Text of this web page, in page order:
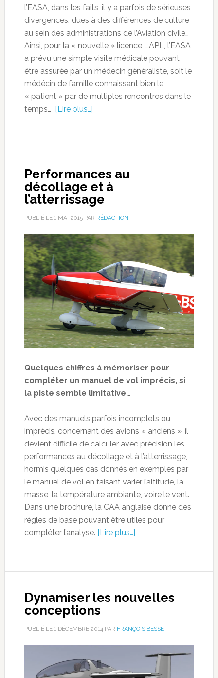
l’EASA, dans les faits, il y a parfois de sérieuses
divergences, dues à des différences de culture
au sein des administrations de l’Aviation civile…
Ainsi, pour la « nouvelle » licence LAPL, l’EASA
a prévu une simple visite médicale pouvant
être assurée par un médecin généraliste, soit le
médécin de famille connaissant bien le
« patient » par de multiples rencontres dans le
temps… [Lire plus…]
Performances au
décollage et à
l’atterrissage
PUBLIÉ LE 1 MAI 2015PAR RÉDACTION
Quelques chiffres à mémoriser pour
compléter un manuel de vol imprécis, si
la piste semble limitative…
Avec des manuels parfois incomplets ou
imprécis, concernant des avions « anciens », il
devient difficile de calculer avec précision les
performances au décollage et à l’atterrissage,
hormis quelques cas donnés en exemples par
le manuel de vol en faisant varier l’altitude, la
masse, la température ambiante, voire le vent.
Dans une brochure, la CAA anglaise donne des
règles de base pouvant être utiles pour
compléter l’analyse. [Lire plus…]
Dynamiser les nouvelles
conceptions
PUBLIÉ LE 1 DÉCEMBRE 2014PAR FRANÇOIS BESSE